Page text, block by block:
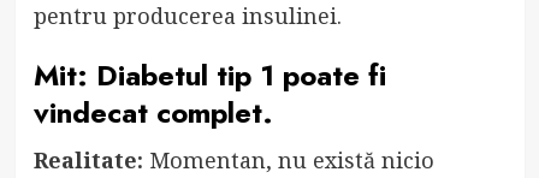
pentru producerea insulinei.
Mit: Diabetul tip 1 poate fi
vindecat complet.
Realitate: Momentan, nu există nicio